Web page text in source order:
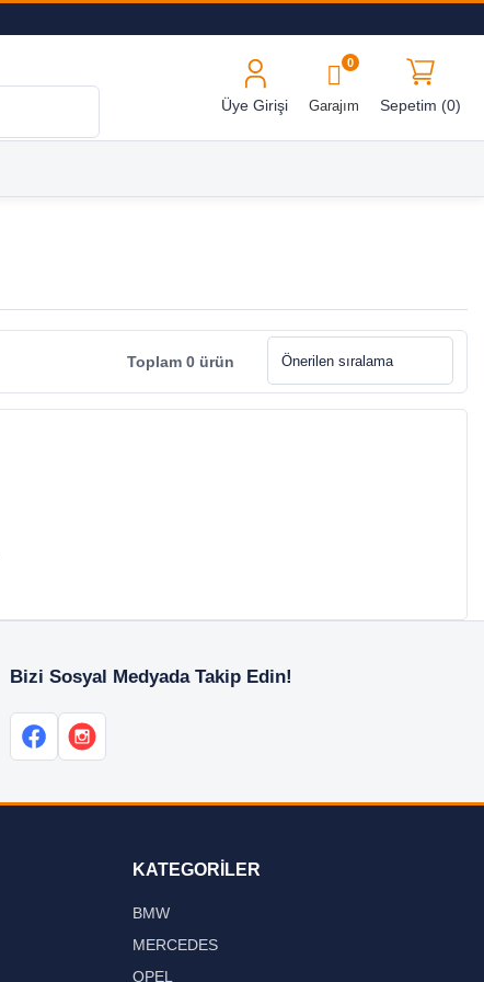
Üye Girişi
0
Garajım Sepetim (0)
Toplam 0 ürün
Bizi Sosyal Medyada Takip Edin!
KATEGORİLER
BMW
MERCEDES
OPEL